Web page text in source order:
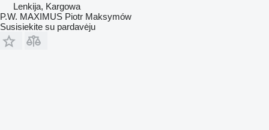
Lenkija, Kargowa
P.W. MAXIMUS Piotr Maksymów
Susisiekite su pardavėju